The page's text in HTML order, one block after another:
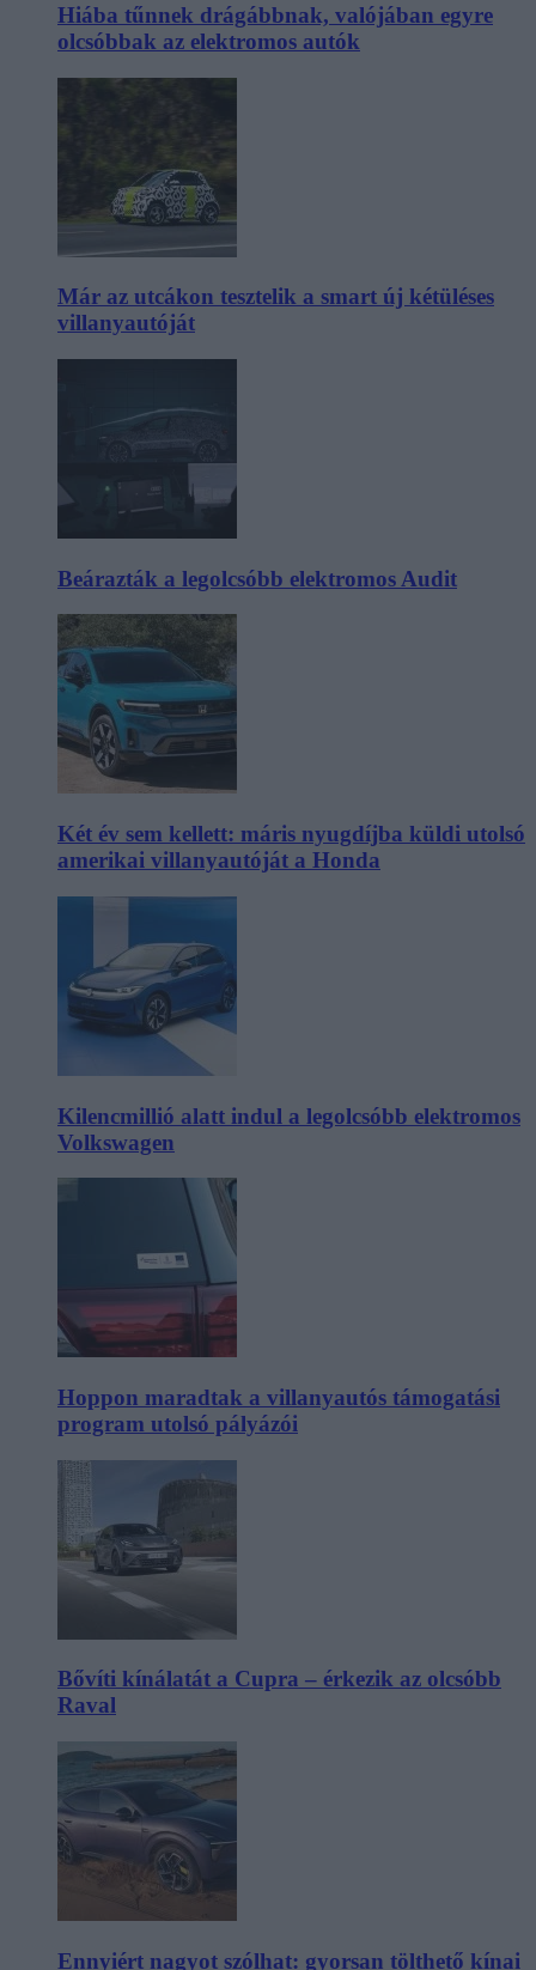
Hiába tűnnek drágábbnak, valójában egyre
olcsóbbak az elektromos autók
Már az utcákon tesztelik a smart új kétüléses
villanyautóját
Beárazták a legolcsóbb elektromos Audit
Két év sem kellett: máris nyugdíjba küldi utolsó
amerikai villanyautóját a Honda
Kilencmillió alatt indul a legolcsóbb elektromos
Volkswagen
Hoppon maradtak a villanyautós támogatási
program utolsó pályázói
Bővíti kínálatát a Cupra – érkezik az olcsóbb
Raval
Ennyiért nagyot szólhat: gyorsan tölthető kínai